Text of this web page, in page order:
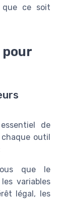
que ce soit
de
outil
que le
variables
légal, les